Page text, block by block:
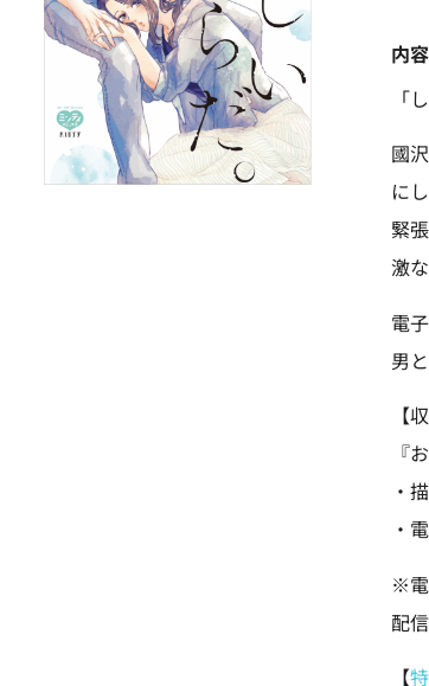
内
「
國
に
緊
激
電
男
【
『
・
・
※電
配
【